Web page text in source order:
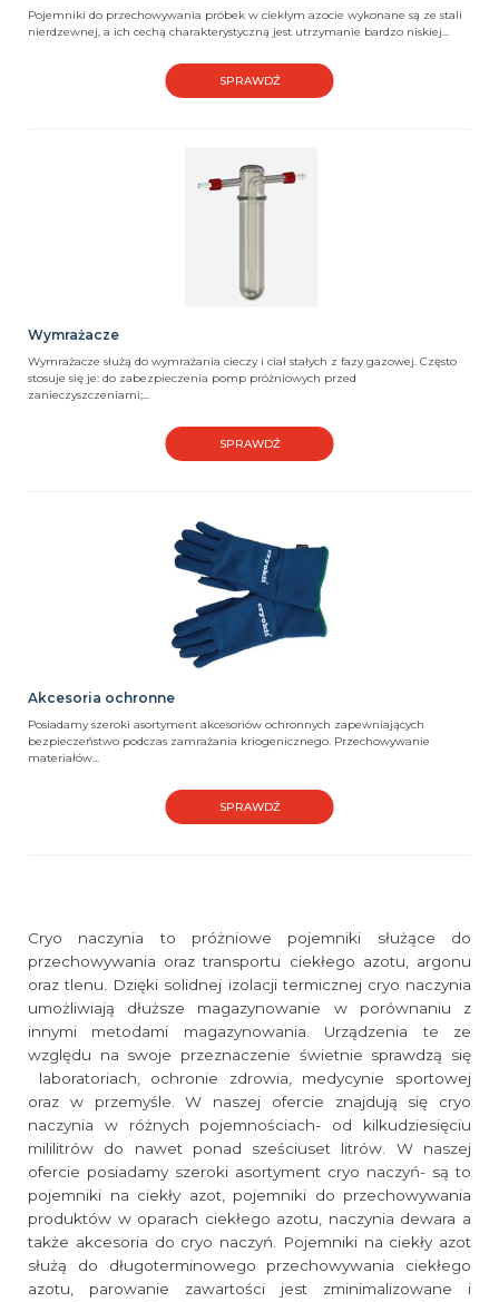
Pojemniki do przechowywania próbek w ciekłym azocie wykonane są ze stali
nierdzewnej, a ich cechą charakterystyczną jest utrzymanie bardzo niskiej...
SPRAWDŹ
Wymrażacze
Wymrażacze służą do wymrażania cieczy i ciał stałych z fazy gazowej. Często
stosuje się je: do zabezpieczenia pomp próżniowych przed
zanieczyszczeniami;...
SPRAWDŹ
Akcesoria ochronne
Posiadamy szeroki asortyment akcesoriów ochronnych zapewniających
bezpieczeństwo podczas zamrażania kriogenicznego. Przechowywanie
materiałów...
SPRAWDŹ
Cryo naczynia to próżniowe pojemniki służące do
przechowywania oraz transportu ciekłego azotu, argonu
oraz tlenu. Dzięki solidnej izolacji termicznej cryo naczynia
umożliwiają dłuższe magazynowanie w porównaniu z
innymi metodami magazynowania. Urządzenia te ze
względu na swoje przeznaczenie świetnie sprawdzą się
laboratoriach, ochronie zdrowia, medycynie sportowej
oraz w przemyśle. W naszej ofercie znajdują się cryo
naczynia w różnych pojemnościach- od kilkudziesięciu
mililitrów do nawet ponad sześciuset litrów. W naszej
ofercie posiadamy szeroki asortyment cryo naczyń- są to
pojemniki na ciekły azot, pojemniki do przechowywania
produktów w oparach ciekłego azotu, naczynia dewara a
także akcesoria do cryo naczyń. Pojemniki na ciekły azot
służą do długoterminowego przechowywania ciekłego
azotu, parowanie zawartości jest zminimalizowane i